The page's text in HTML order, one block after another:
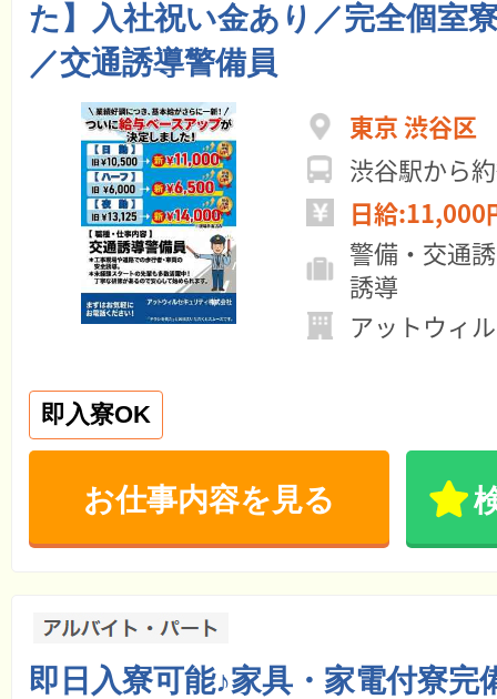
た】入社祝い金あり／完全個室
／交通誘導警備員
東京 渋谷区
渋谷駅から
日給:11,000
警備・交通
誘導
アットウィ
即入寮OK
お仕事内容を見る
即日入寮可能♪家具・家電付寮完